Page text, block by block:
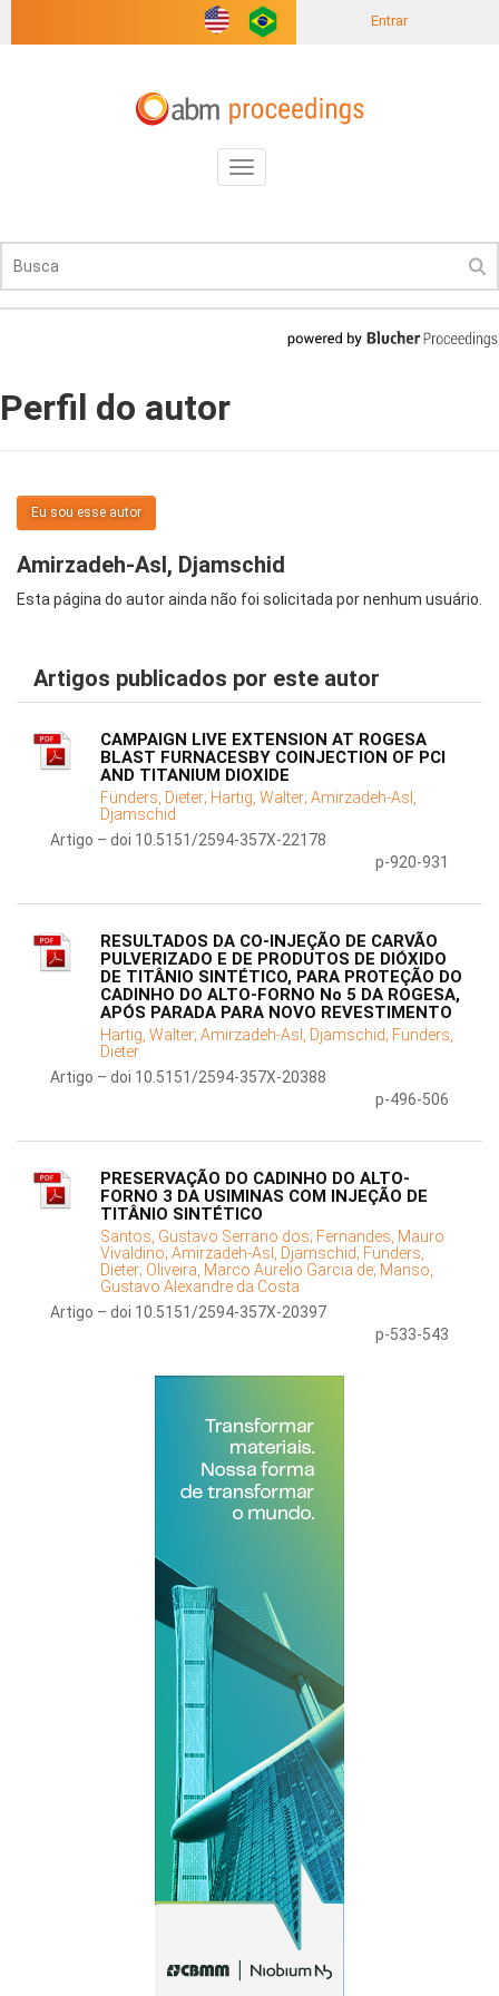
Entrar
Toggle
navigation
Perfil do autor
Eu sou esse autor
Amirzadeh-Asl, Djamschid
Esta página do autor ainda não foi solicitada por nenhum usuário.
Artigos publicados por este autor
CAMPAIGN LIVE EXTENSION AT ROGESA
BLAST FURNACESBY COINJECTION OF PCI
AND TITANIUM DIOXIDE
Fünders, Dieter; Hartig, Walter; Amirzadeh-Asl,
Djamschid
Artigo – doi 10.5151/2594-357X-22178
p-920-931
RESULTADOS DA CO-INJEÇÃO DE CARVÃO
PULVERIZADO E DE PRODUTOS DE DIÓXIDO
DE TITÂNIO SINTÉTICO, PARA PROTEÇÃO DO
CADINHO DO ALTO-FORNO No 5 DA ROGESA,
APÓS PARADA PARA NOVO REVESTIMENTO
Hartig, Walter; Amirzadeh-Asl, Djamschid; Fünders,
Dieter
Artigo – doi 10.5151/2594-357X-20388
p-496-506
PRESERVAÇÃO DO CADINHO DO ALTO-
FORNO 3 DA USIMINAS COM INJEÇÃO DE
TITÂNIO SINTÉTICO
Santos, Gustavo Serrano dos; Fernandes, Mauro
Vivaldino; Amirzadeh-Asl, Djamschid; Fünders,
Dieter; Oliveira, Marco Aurelio Garcia de; Manso,
Gustavo Alexandre da Costa
Artigo – doi 10.5151/2594-357X-20397
p-533-543